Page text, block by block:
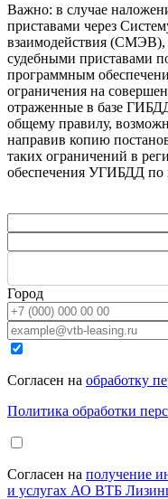
Важно: в случае
приставами через
взаимодействия (СМЭВ),
судебными приставами
программным
ограничения на
отраженные в базе
общему правилу,
направив копию
таких ограничений в
обеспечения УГИБДД по
Город
Согласен на обработку
Политика обработки
Согласен на получение
и услугах АО ВТБ